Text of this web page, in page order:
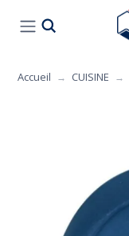
Accueil CUISINE